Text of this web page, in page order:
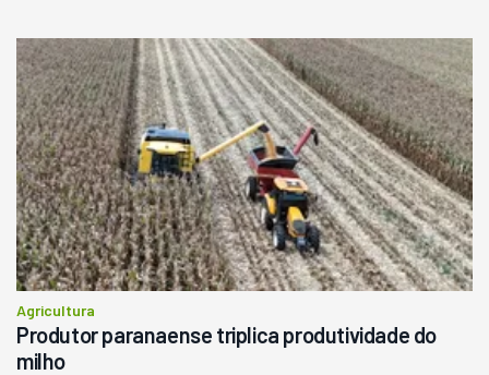
Agricultura
Produtor paranaense triplica produtividade do
milho